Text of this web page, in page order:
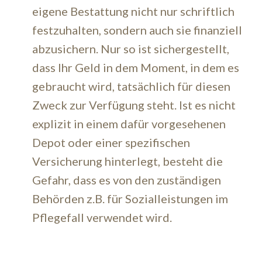
eigene Bestattung nicht nur schriftlich
festzuhalten, sondern auch sie finanziell
abzusichern. Nur so ist sichergestellt,
dass Ihr Geld in dem Moment, in dem es
gebraucht wird, tatsächlich für diesen
Zweck zur Verfügung steht. Ist es nicht
explizit in einem dafür vorgesehenen
Depot oder einer spezifischen
Versicherung hinterlegt, besteht die
Gefahr, dass es von den zuständigen
Behörden z.B. für Sozialleistungen im
Pflegefall verwendet wird.